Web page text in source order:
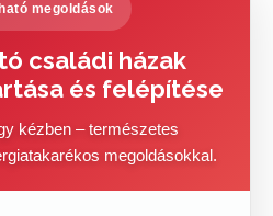
megoldások
családi házak
és felépítése
kézben – természetes
megoldásokkal.